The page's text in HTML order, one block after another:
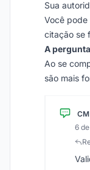
Sua
Você
citação se
A
Ao se
são mais
CM
6